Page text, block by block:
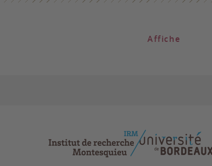
Affiche